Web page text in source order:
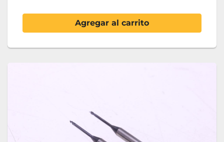
Agregar al carrito